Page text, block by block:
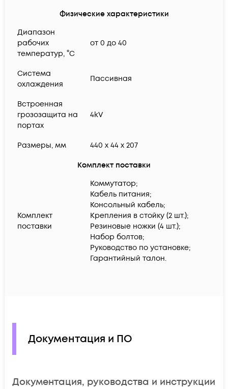
Физические характеристики
Диапазон
рабочих
температур, °C
от 0 до 40
Система
охлаждения
Пассивная
Встроенная
грозозащита на
портах
4kV
Размеры, мм 440 x 44 x 207
Комплект поставки
Комплект
поставки
Коммутатор;
Кабель питания;
Консольный кабель;
Крепления в стойку (2 шт.);
Резиновые ножки (4 шт.);
Набор болтов;
Руководство по установке;
Гарантийный талон.
Документация и ПО
Документация, руководства и инструкции